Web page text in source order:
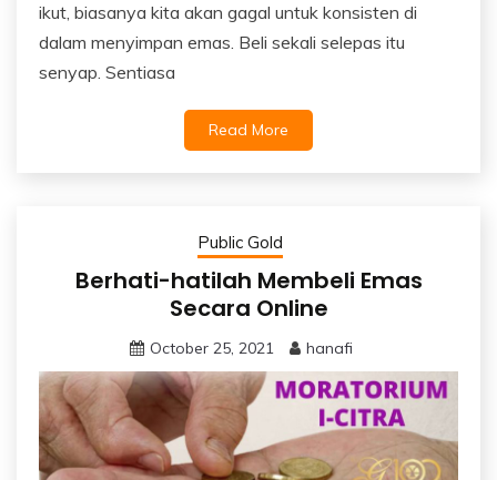
ikut, biasanya kita akan gagal untuk konsisten di
dalam menyimpan emas. Beli sekali selepas itu
senyap. Sentiasa
Read More
Public Gold
Berhati-hatilah Membeli Emas
Secara Online
October 25, 2021 hanafi